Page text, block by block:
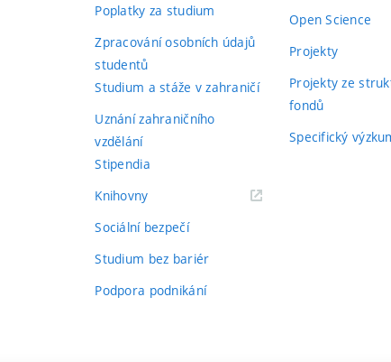
Poplatky za studium
Zpracování osobních údajů
studentů
Studium a stáže v zahraničí
Uznání zahraničního
vzdělání
Stipendia
Knihovny(externí
Sociální bezpečí
Studium bez bariér
Podpora podnikání
Open Science
Projekty
Projekty ze
fondů
Specifický